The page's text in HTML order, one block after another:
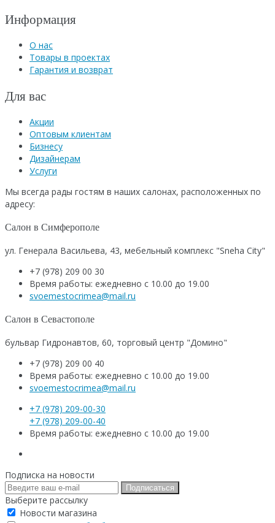
Информация
О нас
Товары в проектах
Гарантия и возврат
Для вас
Акции
Оптовым клиентам
Бизнесу
Дизайнерам
Услуги
Мы всегда рады гостям в наших салонах, расположенных по
адресу:
Салон в Симферополе
ул. Генерала Васильева, 43, мебельный комплекс "Sneha City"
+7 (978) 209 00 30
Время работы: ежедневно с 10.00 до 19.00
svoemestocrimea@mail.ru
Салон в Севастополе
бульвар Гидронавтов, 60, торговый центр "Домино"
+7 (978) 209 00 40
Время работы: ежедневно с 10.00 до 19.00
svoemestocrimea@mail.ru
+7 (978) 209-00-30
+7 (978) 209-00-40
Время работы: ежедневно с 10.00 до 19.00
Подписка на новости
Подписаться
Выберите рассылку
Новости магазина